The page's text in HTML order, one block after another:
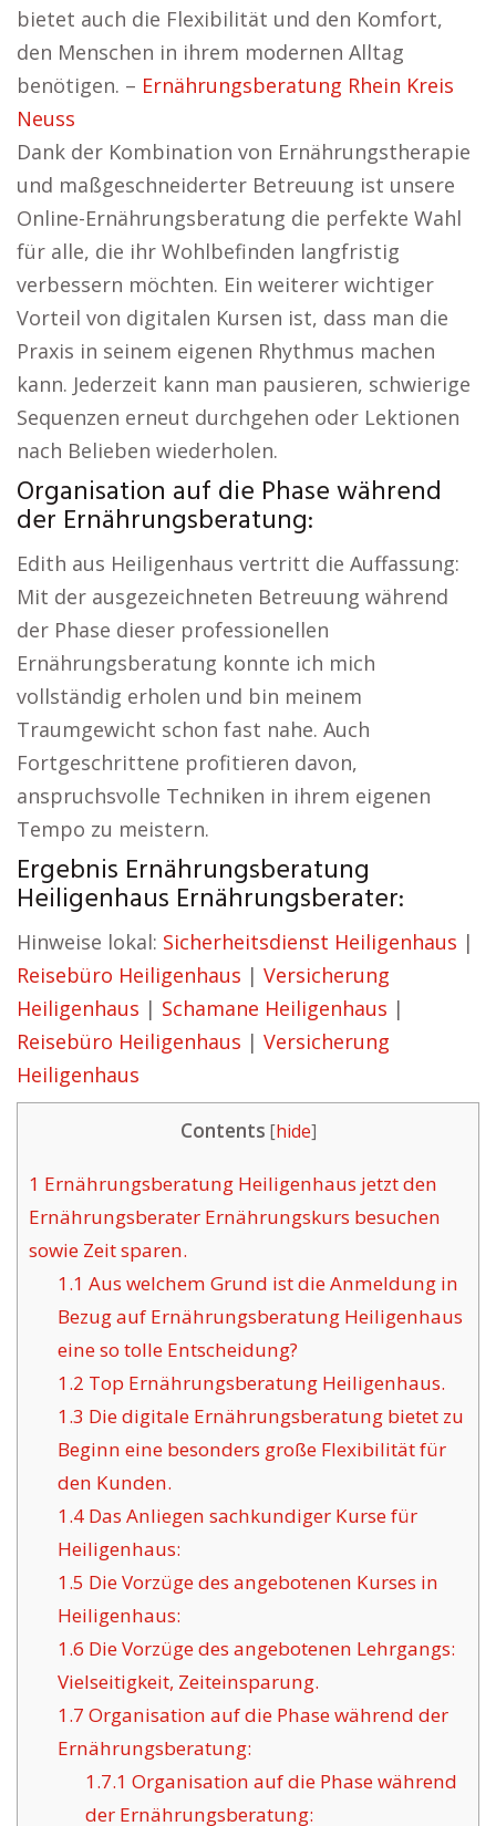
bietet auch die Flexibilität und den Komfort,
den Menschen in ihrem modernen Alltag
benötigen. – Ernährungsberatung Rhein Kreis
Neuss
Dank der Kombination von Ernährungstherapie
und maßgeschneiderter Betreuung ist unsere
Online-Ernährungsberatung die perfekte Wahl
für alle, die ihr Wohlbefinden langfristig
verbessern möchten. Ein weiterer wichtiger
Vorteil von digitalen Kursen ist, dass man die
Praxis in seinem eigenen Rhythmus machen
kann. Jederzeit kann man pausieren, schwierige
Sequenzen erneut durchgehen oder Lektionen
nach Belieben wiederholen.
Organisation auf die Phase während
der Ernährungsberatung:
Edith aus Heiligenhaus vertritt die Auffassung:
Mit der ausgezeichneten Betreuung während
der Phase dieser professionellen
Ernährungsberatung konnte ich mich
vollständig erholen und bin meinem
Traumgewicht schon fast nahe. Auch
Fortgeschrittene profitieren davon,
anspruchsvolle Techniken in ihrem eigenen
Tempo zu meistern.
Ergebnis Ernährungsberatung
Heiligenhaus Ernährungsberater:
Hinweise lokal: Sicherheitsdienst Heiligenhaus |
Reisebüro Heiligenhaus | Versicherung
Heiligenhaus | Schamane Heiligenhaus |
Reisebüro Heiligenhaus | Versicherung
Heiligenhaus
Contents [hide]
1 Ernährungsberatung Heiligenhaus jetzt den
Ernährungsberater Ernährungskurs besuchen
sowie Zeit sparen.
1.1 Aus welchem Grund ist die Anmeldung in
Bezug auf Ernährungsberatung Heiligenhaus
eine so tolle Entscheidung?
1.2 Top Ernährungsberatung Heiligenhaus.
1.3 Die digitale Ernährungsberatung bietet zu
Beginn eine besonders große Flexibilität für
den Kunden.
1.4Das Anliegen sachkundiger Kurse für
Heiligenhaus:
1.5 Die Vorzüge des angebotenen Kurses in
Heiligenhaus:
1.6 Die Vorzüge des angebotenen Lehrgangs:
Vielseitigkeit, Zeiteinsparung.
1.7 Organisation auf die Phase während der
Ernährungsberatung:
1.7.1 Organisation auf die Phase während
der Ernährungsberatung: